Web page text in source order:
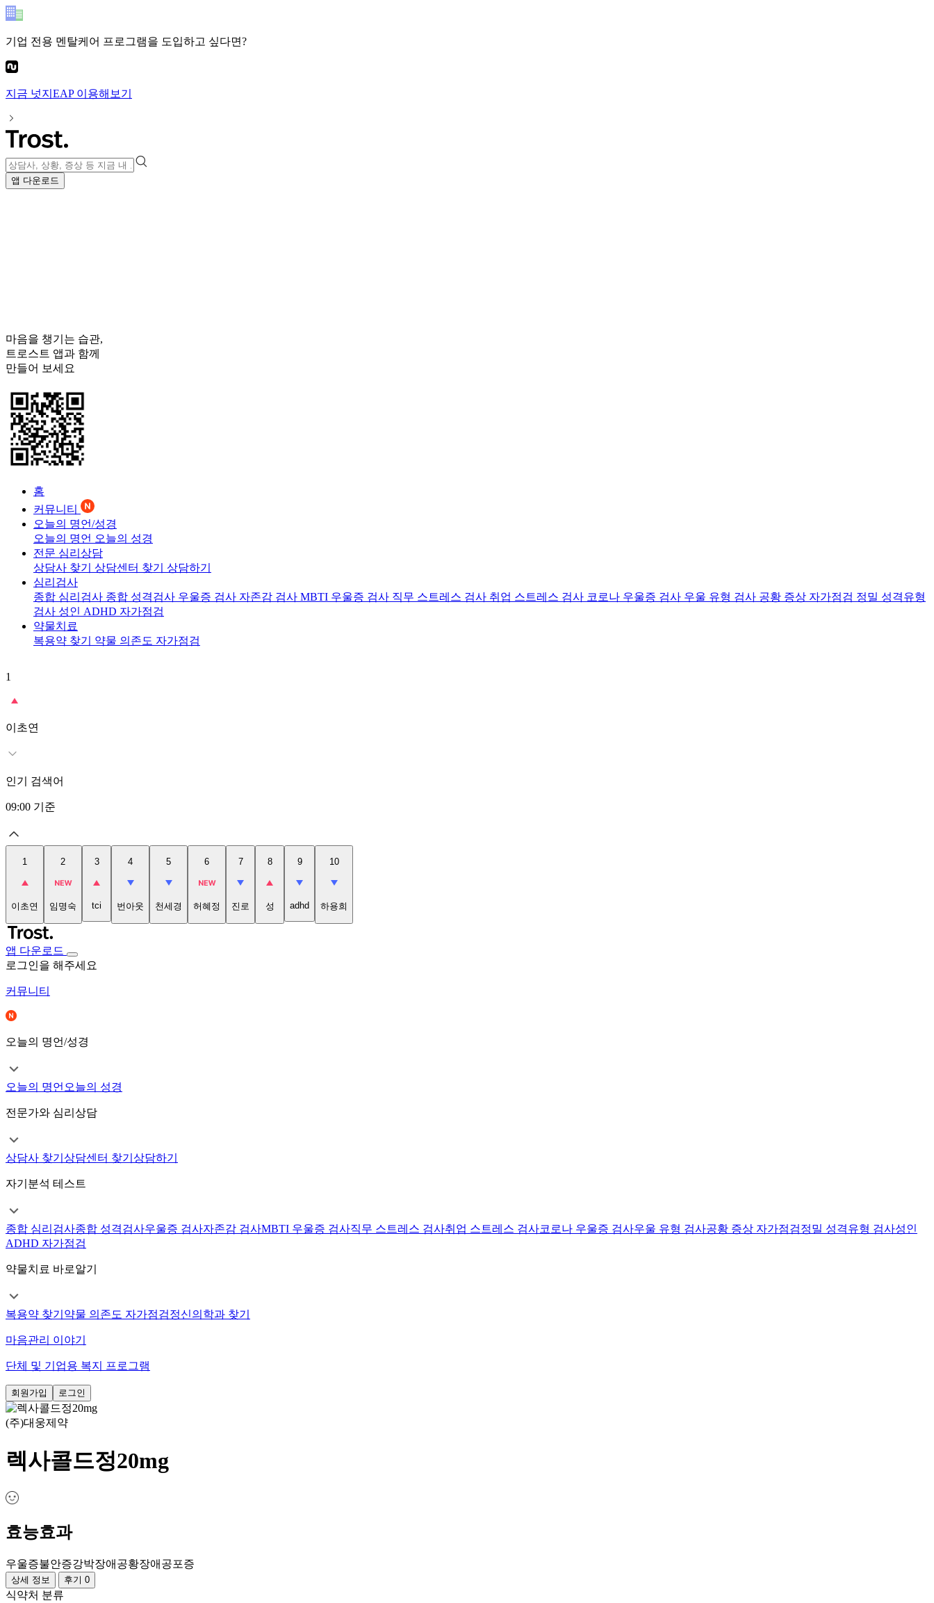
기업 전용 멘탈케어 프로그램을 도입하고 싶다면?
지금 넛지EAP이용해보기
앱 다운로드
마음을 챙기는 습관,
트로스트 앱과 함께
만들어 보세요
홈
커뮤니티
오늘의 명언/성경
오늘의 명언 오늘의 성경
전문 심리상담
상담사 찾기 상담센터 찾기 상담하기
심리검사
종합 심리검사 종합 성격검사 우울증 검사 자존감 검사 MBTI 우울증 검사 직무 스트레스 검사 취업 스트레스 검사 코로나 우울증 검사 우울 유형 검사 공황 증상 자가점검 정밀 성격유형
검사 성인 ADHD 자가점검
약물치료
복용약 찾기 약물 의존도 자가점검
1
이초연
인기 검색어
09:00 기준
1
이초연
2
임명숙
3
tci
4
번아웃
5
천세경
6
허혜정
7
진로
8
성
9
adhd
10
하용희
앱 다운로드
로그인을 해주세요
커뮤니티
오늘의 명언/성경
오늘의 명언 오늘의 성경
전문가와 심리상담
상담사 찾기 상담센터 찾기 상담하기
자기분석 테스트
종합 심리검사종합 성격검사우울증 검사자존감 검사MBTI 우울증 검사직무 스트레스 검사취업 스트레스 검사코로나 우울증 검사우울 유형 검사공황 증상 자가점검정밀 성격유형 검사성인
ADHD 자가점검
약물치료 바로알기
복용약 찾기 약물 의존도 자가점검정신의학과 찾기
마음관리 이야기
단체 및 기업용 복지 프로그램
회원가입 로그인
(주)대웅제약
렉사콜드정20mg
효능효과
우울증불안증강박장애 공황장애 공포증
상세 정보 후기 0
식약처 분류